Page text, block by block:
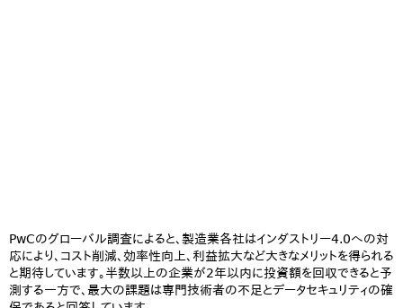
PwCのグローバル調査によると、製造業各社はインダストリー4.0への対
応により、コスト削減、効率性向上、利益拡大など大きなメリットを得られる
と期待しています。半数以上の企業が2年以内に投資額を回収できると予
測する一方で、最大の課題は専門技術者の不足とデータセキュリティの確